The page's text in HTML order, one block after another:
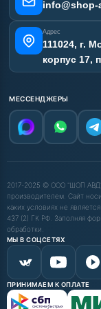
info@shop-
Адрес
111024, г.
корпус 17,
МЕССЕНДЖЕРЫ
2017-2025 © ООО "ШОП
производителем. Сайт
каких условиях не
437 (2) ГК РФ. Заполняя
обработки.
МЫ В СОЦСЕТЯХ
ПРИНИМАЕМ К ОПЛАТЕ